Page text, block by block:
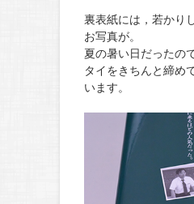
裏表紙には，若かり
お写真が。
夏の暑い日だったの
タイをきちんと締め
います。